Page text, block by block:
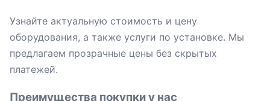
Узнайте актуальную стоимость и цену
оборудования, а также услуги по установке. Мы
предлагаем прозрачные цены без скрытых
платежей.
Преимущества покупки у нас